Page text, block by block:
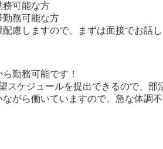
務可能な方
勤務可能な方
配慮しますので、まずは面接でお話
勤務可能です！
スケジュールを提出できるので、
がら働いていますので、急な体調